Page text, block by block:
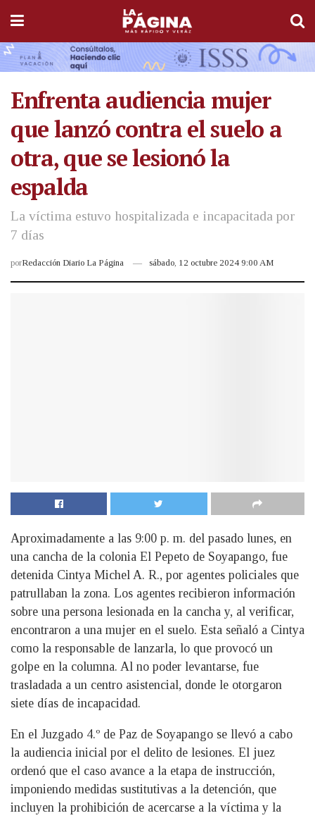
Enfrenta audiencia mujer
que lanzó contra el suelo a
otra, que se lesionó la
espalda
La víctima estuvo hospitalizada e incapacitada por
7 días
porRedacción Diario La Página sábado, 12 octubre 2024 9:00 AM
Aproximadamente a las 9:00 p. m. del pasado lunes, en
una cancha de la colonia El Pepeto de Soyapango, fue
detenida Cintya Michel A. R., por agentes policiales que
patrullaban la zona. Los agentes recibieron información
sobre una persona lesionada en la cancha y, al verificar,
encontraron a una mujer en el suelo. Esta señaló a Cintya
como la responsable de lanzarla, lo que provocó un
golpe en la columna. Al no poder levantarse, fue
trasladada a un centro asistencial, donde le otorgaron
siete días de incapacidad.
En el Juzgado 4.º de Paz de Soyapango se llevó a cabo
la audiencia inicial por el delito de lesiones. El juez
ordenó que el caso avance a la etapa de instrucción,
imponiendo medidas sustitutivas a la detención, que
incluyen la prohibición de acercarse a la víctima y la